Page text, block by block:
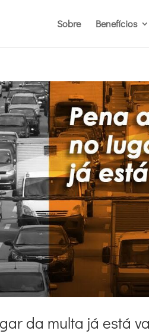
Sobre Benefícios
da multa já está